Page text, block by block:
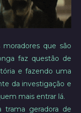
que são
faz questão de
e fazendo uma
da investigação e
mais entrar lá.
trama geradora de